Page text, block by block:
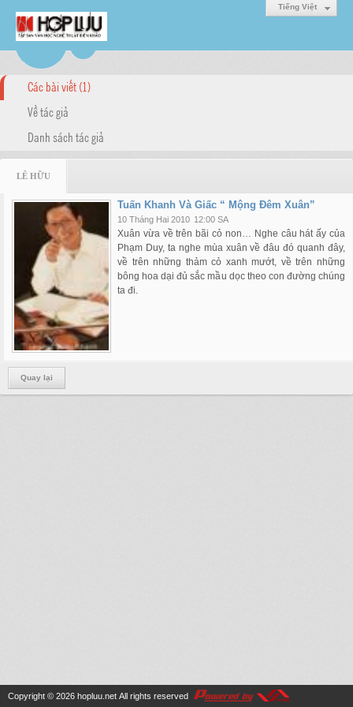
Tiếng Việt
Các bài viết (1)
Về tác giả
Danh sách tác giả
LÊ HỮU
Tuấn Khanh Và Giấc “ Mộng Đêm Xuân”
10 Tháng Hai 2010 12:00 SA
Xuân vừa về trên bãi cỏ non… Nghe câu hát ấy của
Phạm Duy, ta nghe mùa xuân về đâu đó quanh đây,
về trên những thảm cỏ xanh mướt, về trên những
bông hoa dại đủ sắc mầu dọc theo con đường chúng
ta đi.
Quay lại
Copyright © 2026 hopluu.net All rights reserved